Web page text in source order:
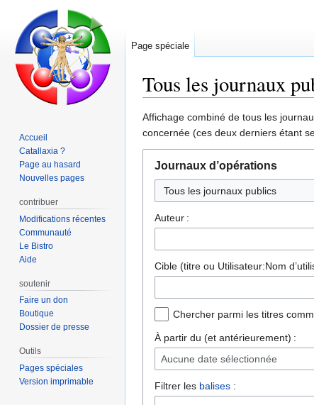
Tous les journaux
Aller
à
la
navigation
Aller
à
la
recherche
Affichage combiné de tous les
concernée (ces deux derniers étant
Journaux d’opérations
Tous les journaux publics
Auteur :
Cible (titre ou Utilisateur:Nom
Chercher parmi les titres
À partir du (et antérieurement) :
Aucune date sélectionnée
Filtrer les balises :
Page spéciale
Accueil
Catallaxia ?
Page au hasard
Nouvelles pages
contribuer
Modifications récentes
Communauté
Le Bistro
Aide
soutenir
Faire un don
Boutique
Dossier de presse
Outils
Pages spéciales
Version imprimable